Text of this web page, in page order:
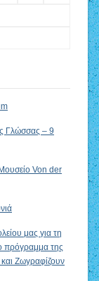
Γλώσσας – 9
Von der
μας για τη
πρόγραμμα της
Ζωγραφίζουν